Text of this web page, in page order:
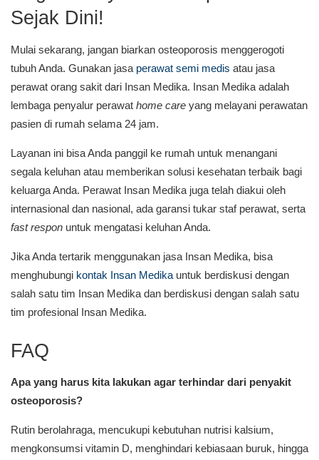
Sejak Dini!
Mulai sekarang, jangan biarkan osteoporosis menggerogoti
tubuh Anda. Gunakan jasa perawat semi medis atau jasa
perawat orang sakit dari Insan Medika. Insan Medika adalah
lembaga penyalur perawat home care yang melayani perawatan
pasien di rumah selama 24 jam.
Layanan ini bisa Anda panggil ke rumah untuk menangani
segala keluhan atau memberikan solusi kesehatan terbaik bagi
keluarga Anda. Perawat Insan Medika juga telah diakui oleh
internasional dan nasional, ada garansi tukar staf perawat, serta
fast respon untuk mengatasi keluhan Anda.
Jika Anda tertarik menggunakan jasa Insan Medika, bisa
menghubungi kontak Insan Medika untuk berdiskusi dengan
salah satu tim Insan Medika dan berdiskusi dengan salah satu
tim profesional Insan Medika.
FAQ
Apa yang harus kita lakukan agar terhindar dari penyakit
osteoporosis?
Rutin berolahraga, mencukupi kebutuhan nutrisi kalsium,
mengkonsumsi vitamin D, menghindari kebiasaan buruk, hingga